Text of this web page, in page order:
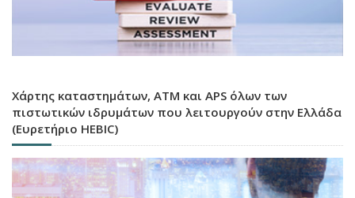
Χάρτης καταστημάτων, ATM και APS όλων των
πιστωτικών ιδρυμάτων που λειτουργούν στην Ελλάδα
(Ευρετήριο HEBIC)